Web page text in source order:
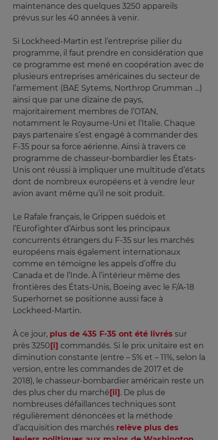
maintenance des quelques 3250 appareils
prévus sur les 40 années à venir.
Si Lockheed-Martin est l’entreprise pilier du
programme, il faut prendre en considération que
ce programme est mené en coopération avec de
plusieurs entreprises américaines du secteur de
l’armement (BAE Sytems, Northrop Grumman …)
ainsi que par une dizaine de pays,
majoritairement membres de l’OTAN,
notamment le Royaume-Uni et l’Italie. Chaque
pays partenaire s’est engagé à commander des
F-35 pour sa force aérienne. Ainsi à travers ce
programme de chasseur-bombardier les États-
Unis ont réussi à impliquer une multitude d’états
dont de nombreux européens et à vendre leur
avion avant même qu’il ne soit produit.
Le Rafale français, le Grippen suédois et
l’Eurofighter d’Airbus sont les principaux
concurrents étrangers du F-35 sur les marchés
européens mais également internationaux
comme en témoigne les appels d’offre du
Canada et de l’Inde. À l’intérieur même des
frontières des États-Unis, Boeing avec le F/A-18
Superhornet se positionne aussi face à
Lockheed-Martin.
À ce jour, plus de 435 F-35 ont été livrés sur
près 3250[i] commandés. Si le prix unitaire est en
diminution constante (entre – 5% et – 11%, selon la
version, entre les commandes de 2017 et de
2018), le chasseur-bombardier américain reste un
des plus cher du marché[ii]. De plus de
nombreuses défaillances techniques sont
régulièrement dénoncées et la méthode
d’acquisition des marchés relève plus des